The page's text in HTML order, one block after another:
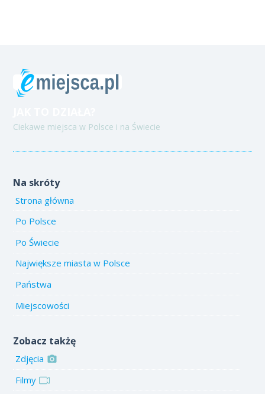
Ciekawe miejsca w Polsce i na Świecie
Na skróty
Strona główna
Po Polsce
Po Świecie
Największe miasta w Polsce
Państwa
Miejscowości
Zobacz takżę
Zdjęcia
Filmy